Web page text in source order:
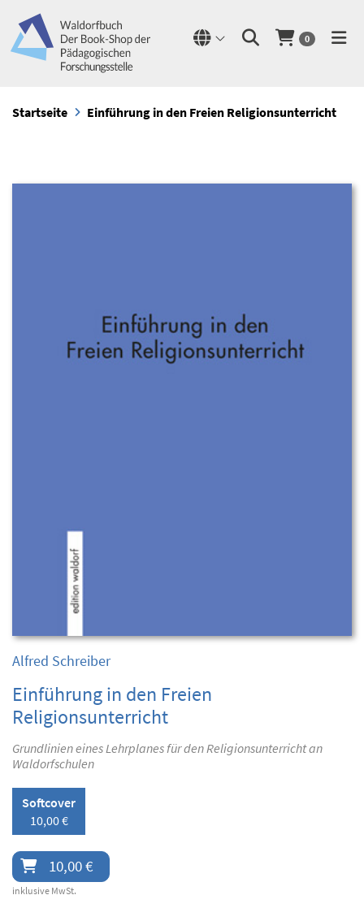
0
Startseite Einführung in den Freien Religionsunterricht
Alfred Schreiber
Einführung in den Freien
Religionsunterricht
Grundlinien eines Lehrplanes für den Religionsunterricht an
Waldorfschulen
Softcover
10,00 €
10,00 €
inklusive MwSt.